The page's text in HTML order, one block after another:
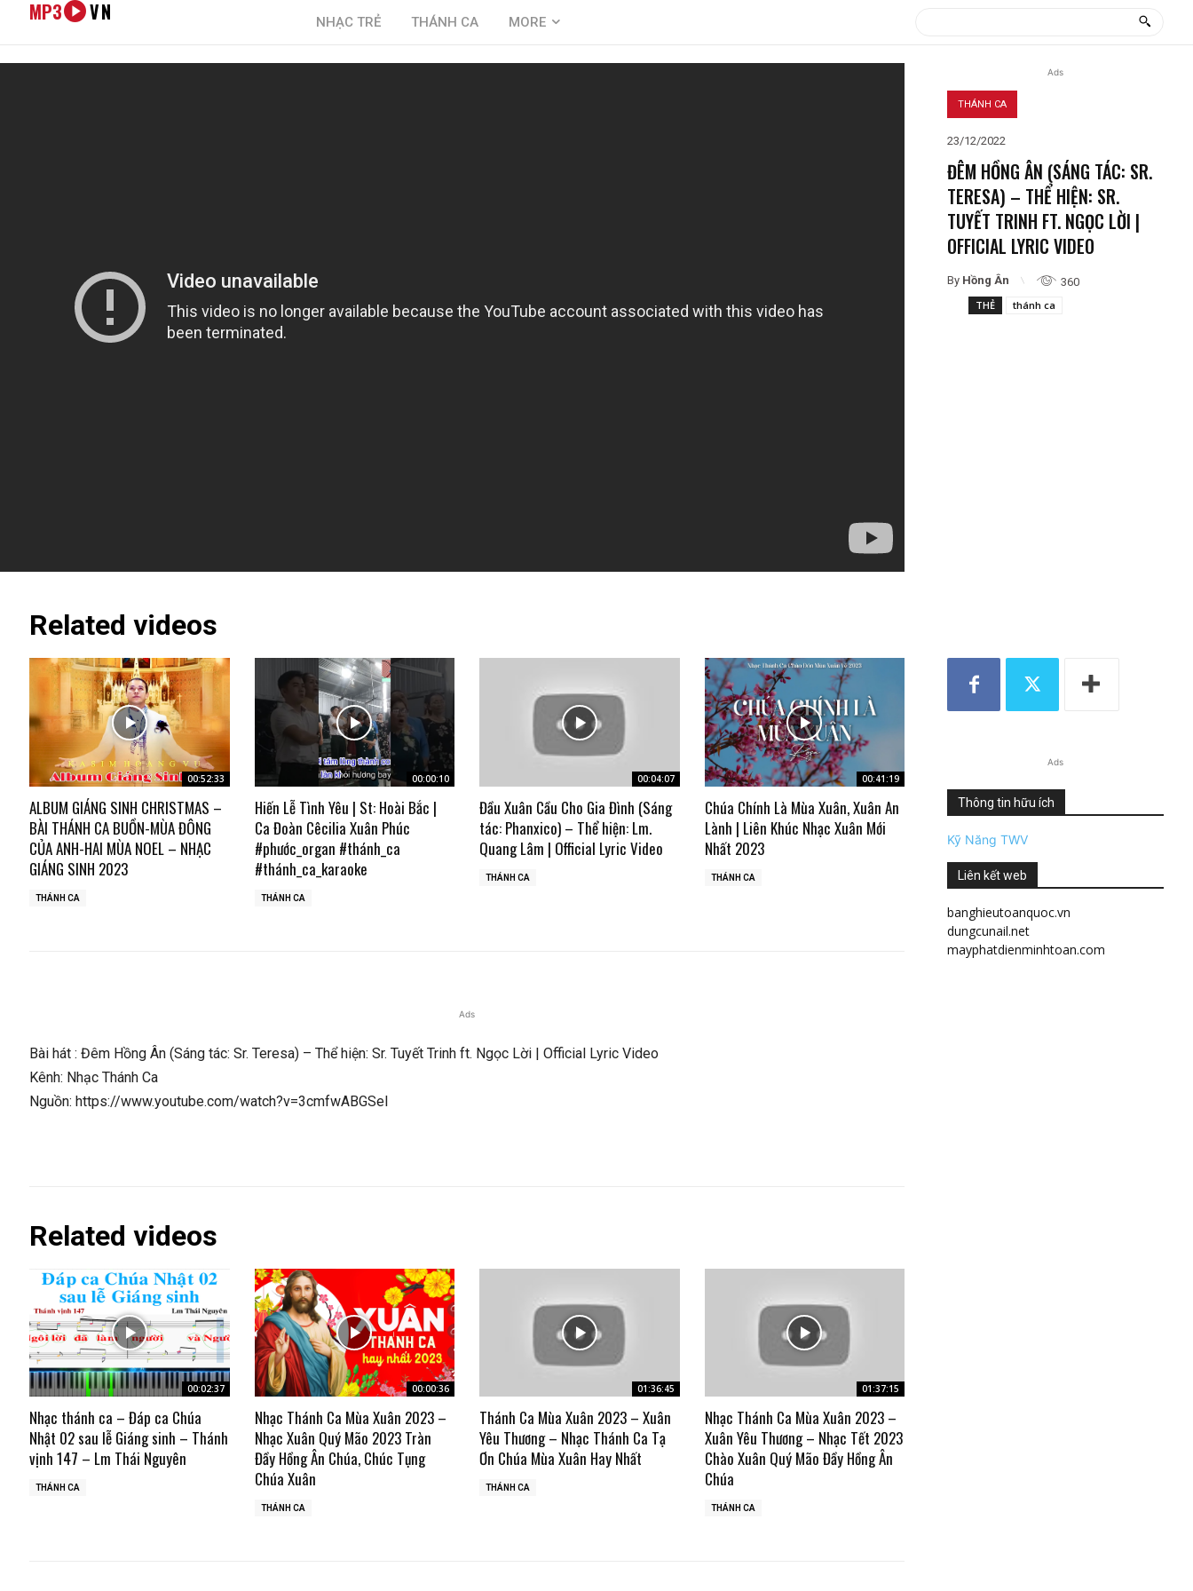
MP3 VN NHẠC TRẺ THÁNH CA MORE
Ads
THÁNH CA
23/12/2022
ĐÊM HỒNG ÂN (SÁNG TÁC: SR.
TERESA) – THỂ HIỆN: SR.
TUYẾT TRINH FT. NGỌC LỜI |
OFFICIAL LYRIC VIDEO
By Hồng Ân
360
THẺ
thánh ca
Related videos
00:52:33
ALBUM GIÁNG SINH CHRISTMAS –
BÀI THÁNH CA BUỒN-MÙA ĐÔNG
CỦA ANH-HAI MÙA NOEL – NHẠC
GIÁNG SINH 2023
THÁNH CA
00:00:10
Hiến Lễ Tình Yêu | St: Hoài Bắc |
Ca Đoàn Cêcilia Xuân Phúc
#phước_organ #thánh_ca
#thánh_ca_karaoke
THÁNH CA
00:04:07
Đầu Xuân Cầu Cho Gia Đình (Sáng
tác: Phanxico) – Thể hiện: Lm.
Quang Lâm | Official Lyric Video
THÁNH CA
00:41:19
Chúa Chính Là Mùa Xuân, Xuân An
Lành | Liên Khúc Nhạc Xuân Mới
Nhất 2023
THÁNH CA
Ads
Bài hát : Đêm Hồng Ân (Sáng tác: Sr. Teresa) – Thể hiện: Sr. Tuyết Trinh ft. Ngọc Lời | Official Lyric Video
Kênh: Nhạc Thánh Ca
Nguồn: https://www.youtube.com/watch?v=3cmfwABGSeI
Related videos
00:02:37
Nhạc thánh ca – Đáp ca Chúa
Nhật 02 sau lễ Giáng sinh – Thánh
vịnh 147 – Lm Thái Nguyên
THÁNH CA
00:00:36
Nhạc Thánh Ca Mùa Xuân 2023 –
Nhạc Xuân Quý Mão 2023 Tràn
Đầy Hồng Ân Chúa, Chúc Tụng
Chúa Xuân
THÁNH CA
01:36:45
Thánh Ca Mùa Xuân 2023 – Xuân
Yêu Thương – Nhạc Thánh Ca Tạ
Ơn Chúa Mùa Xuân Hay Nhất
THÁNH CA
01:37:15
Nhạc Thánh Ca Mùa Xuân 2023 –
Xuân Yêu Thương – Nhạc Tết 2023
Chào Xuân Quý Mão Đầy Hồng Ân
Chúa
THÁNH CA
Ads
Thông tin hữu ích
Kỹ Năng TWV
Liên kết web
banghieutoanquoc.vn
dungcunail.net
mayphatdienminhtoan.com